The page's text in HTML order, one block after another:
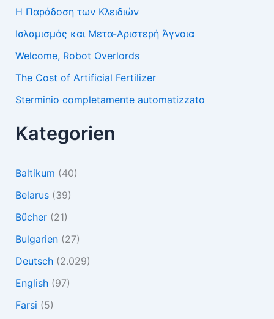
Η Παράδοση των Κλειδιών
Ισλαμισμός και Μετα-Αριστερή Άγνοια
Welcome, Robot Overlords
The Cost of Artificial Fertilizer
Sterminio completamente automatizzato
Kategorien
Baltikum (40)
Belarus(39)
Bücher(21)
Bulgarien(27)
Deutsch(2.029)
English(97)
Farsi (5)